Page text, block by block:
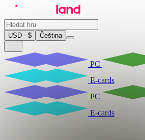
USD - $ Čeština
PC
E-cards
PC
E-cards